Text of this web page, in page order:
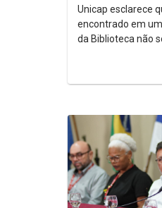
Unicap esclarece
encontrado em
da Biblioteca não
(especialista em